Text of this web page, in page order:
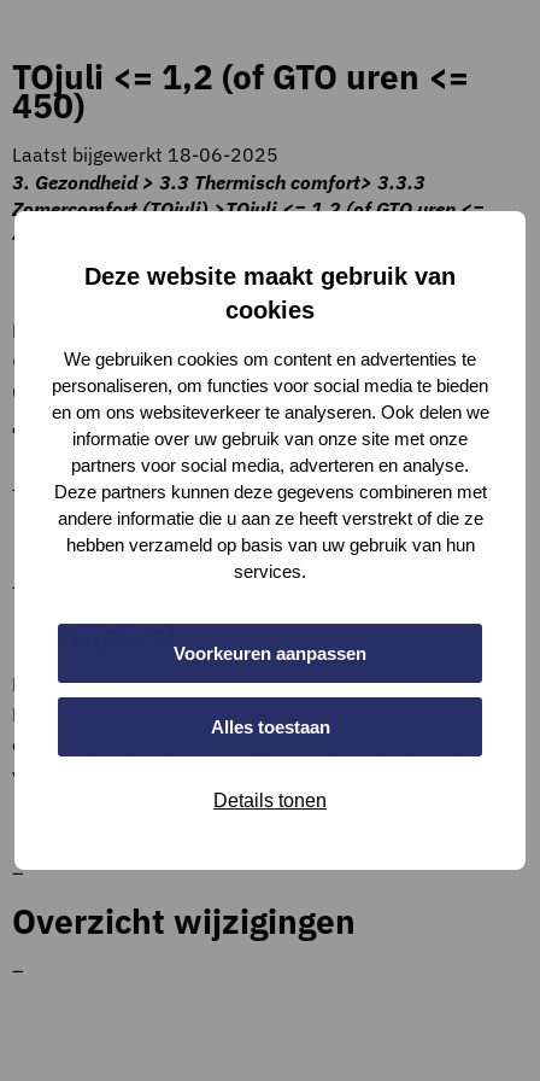
Deze website maakt gebruik van
cookies
We gebruiken cookies om content en advertenties te
personaliseren, om functies voor social media te bieden
en om ons websiteverkeer te analyseren. Ook delen we
informatie over uw gebruik van onze site met onze
partners voor social media, adverteren en analyse.
Deze partners kunnen deze gegevens combineren met
andere informatie die u aan ze heeft verstrekt of die ze
hebben verzameld op basis van uw gebruik van hun
services.
Voorkeuren aanpassen
Alles toestaan
Details tonen
TOjuli <= 1,2 (of GTO uren <=
450)
Laatst bijgewerkt 18-06-2025
3. Gezondheid > 3.3 Thermisch comfort> 3.3.3
Zomercomfort (TOjuli) >TOjuli <= 1,2 (of GTO uren <=
450)
Beschrijving criteria
Het TOjuli getal voldoet aan de omgevingsregeling eis
(maximaal 1,2). Dit komt ongeveer overeen met 450 GTO
uren berekend conform bijlage XVI omgevingsregeling.
Toelichting op criteria
–
Definities.
–
Bewijslast
Lever een (ontwerp) koellastberekening conform de
NEN5067 of een GTO-berekening conform bijlage XVI
omgevingsregeling aan. Voeg deze bij de bijlages bij de
vraag of een apart document en verwijs hierna.
Bronnen en referenties
–
Overzicht wijzigingen
–